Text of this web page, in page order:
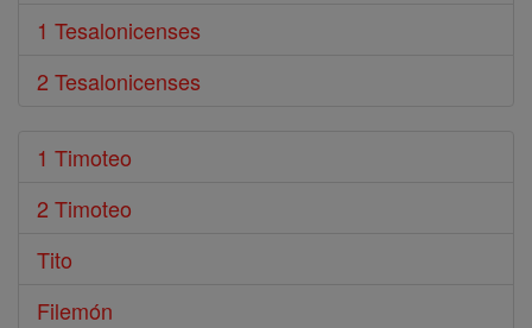
1 Tesalonicenses
2 Tesalonicenses
1 Timoteo
2 Timoteo
Tito
Filemón